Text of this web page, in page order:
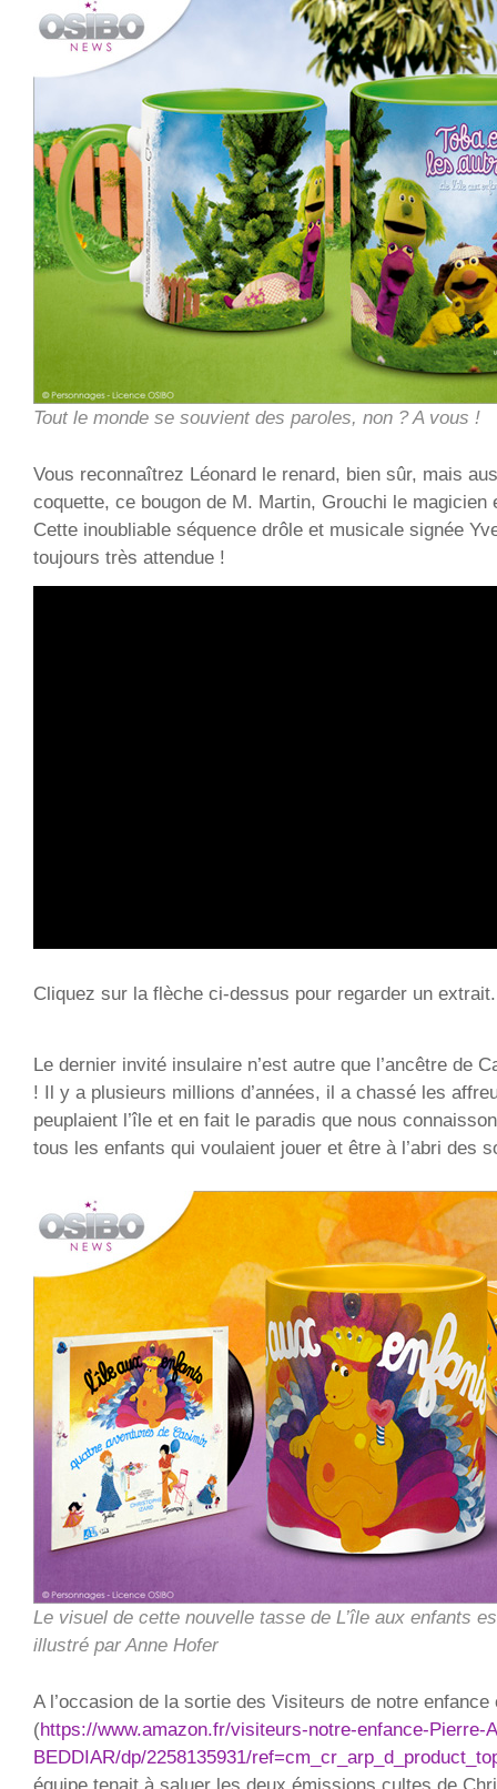
Tout le monde se souvient des paroles, non ? A vous !
Vous reconnaîtrez Léonard le renard, bien sûr, mais
coquette, ce bougon de M. Martin, Grouchi le magicien
Cette inoubliable séquence drôle et musicale signée
toujours très attendue !
Cliquez sur la flèche ci-dessus pour regarder un extrait.
Le dernier invité insulaire n’est autre que l’ancêtre de
! Il y a plusieurs millions d’années, il a chassé les
peuplaient l’île et en fait le paradis que nous
tous les enfants qui voulaient jouer et être à l’abri des
Le visuel de cette nouvelle tasse de L’île aux enfants
illustré par Anne Hofer
A l’occasion de la sortie des Visiteurs de notre
(https://www.amazon.fr/visiteurs-notre-enfance-Pierre-
BEDDIAR/dp/2258135931/
équipe tenait à saluer les deux émissions cultes de